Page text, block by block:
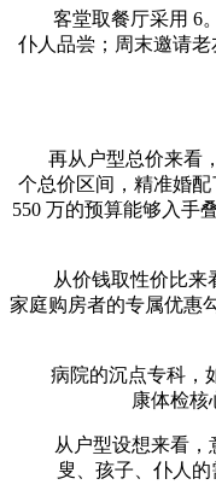
客堂取餐厅采用 6。2
仆人品尝；周末邀请
再从户型总价来看，
个总价区间，精准婚配
550 万的预算能够入手
从价钱取性价比来看
家庭购房者的专属优惠
病院的沉点专科，如
康体检核
从户型设想来看，意
叟、孩子、仆人